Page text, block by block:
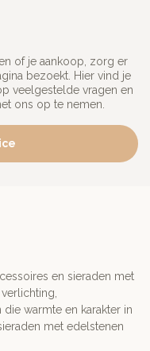
of je aankoop, zorg er
bezoekt. Hier vind je
veelgestelde vragen en
ons op te nemen.
en sieraden met
warmte en karakter in
met edelstenen